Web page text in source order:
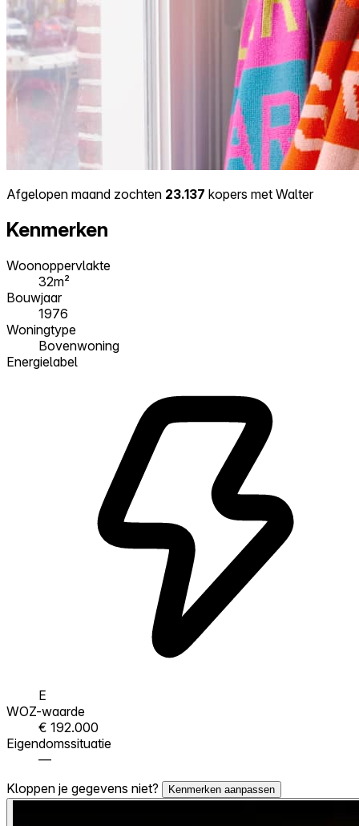
Afgelopen maand zochten 23.137 kopers met Walter
Kenmerken
Woonoppervlakte
32m²
Bouwjaar
1976
Woningtype
Bovenwoning
Energielabel
E
WOZ-waarde
€ 192.000
Eigendomssituatie
—
Kloppen je gegevens niet?
Kenmerken aanpassen